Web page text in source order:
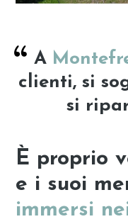
A
clienti, si
si
È proprio
e i suoi
immersi